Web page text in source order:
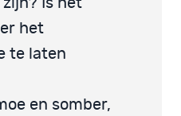
Is het
het
te laten
en somber,